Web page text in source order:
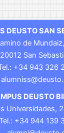
DEUSTO SAN
de
20012 San
+34 943 326
DEUSTO
Universidades,
+34 944 139